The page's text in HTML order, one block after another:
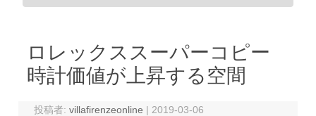
ロレックススーパーコピー
時計価値が上昇する空間
投稿者:villafirenzeonline | 2019-03-06